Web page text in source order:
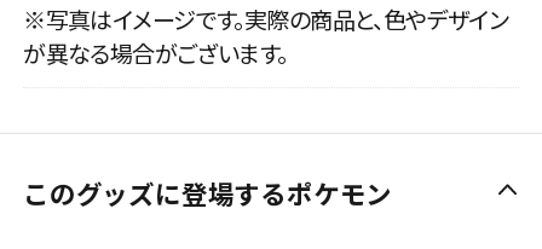
※写真はイメージです。実際の商品と、色やデザイン
が異なる場合がございます。
このグッズに登場するポケモン